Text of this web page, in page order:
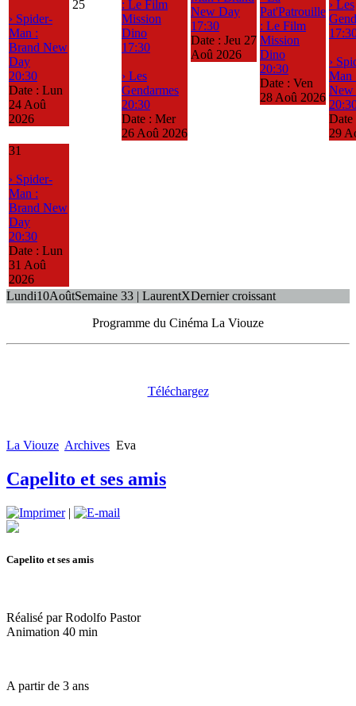
› Spider-
Man :
Brand New
Day
20:30
Date : Lun
24 Aoû
2026
25
: Le Film
Mission
Dino
17:30
› Les
Gendarmes
20:30
Date : Mer
26 Aoû 2026
New Day
17:30
Date : Jeu 27
Aoû 2026
Pat'Patrouille
: Le Film
Mission
Dino
20:30
Date : Ven
28 Aoû 2026
› Les
›
Man
New
29
31
› Spider-
Man :
Brand New
Day
20:30
Date : Lun
31 Aoû
2026
Lundi10AoûtSemaine 33 | LaurentXDernier croissant
Programme du Cinéma La Viouze
Téléchargez
La Viouze Archives Eva
Capelito et ses amis
|
Capelito et ses amis
Réalisé par Rodolfo Pastor
Animation 40 min
A partir de 3 ans